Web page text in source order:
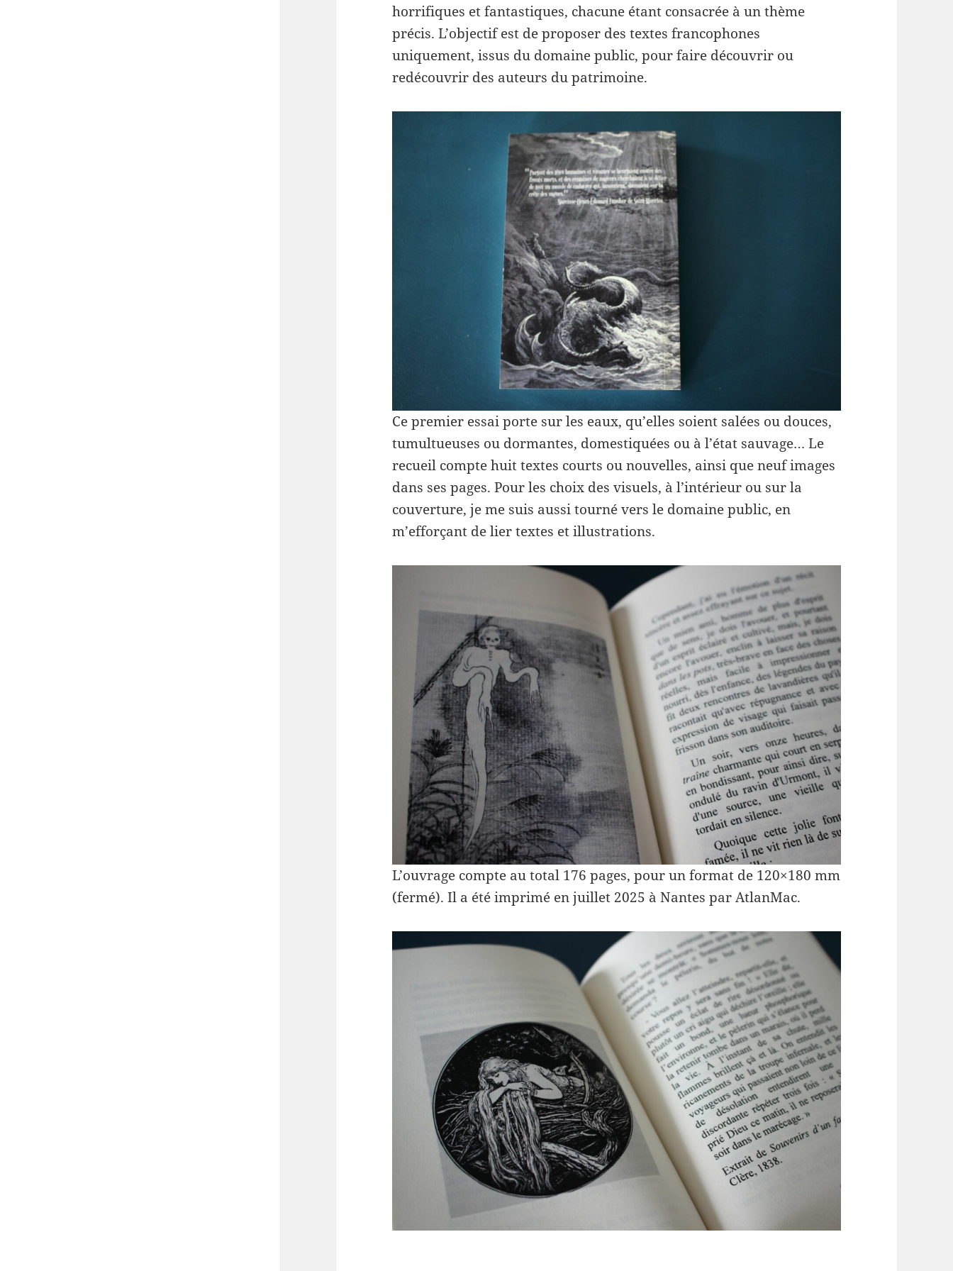
horrifiques et fantastiques, chacune étant consacrée à un thème
précis. L’objectif est de proposer des textes francophones
uniquement, issus du domaine public, pour faire découvrir ou
redécouvrir des auteurs du patrimoine.
Ce premier essai porte sur les eaux, qu’elles soient salées ou douces,
tumultueuses ou dormantes, domestiquées ou à l’état sauvage… Le
recueil compte huit textes courts ou nouvelles, ainsi que neuf images
dans ses pages. Pour les choix des visuels, à l’intérieur ou sur la
couverture, je me suis aussi tourné vers le domaine public, en
m’efforçant de lier textes et illustrations.
L’ouvrage compte au total 176 pages, pour un format de 120×180 mm
(fermé). Il a été imprimé en juillet 2025 à Nantes par AtlanMac.